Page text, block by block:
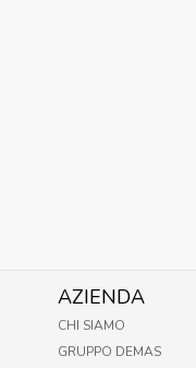
AZIENDA
CHI SIAMO
GRUPPO DEMAS